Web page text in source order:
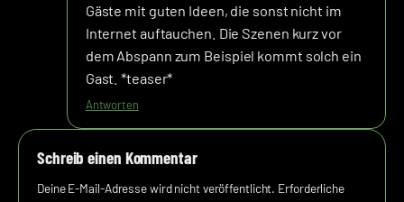
Gäste mit guten Ideen, die sonst nicht im
Internet auftauchen. Die Szenen kurz vor
dem Abspann zum Beispiel kommt solch ein
Gast. *teaser*
Antworten
Schreib einen Kommentar
Deine E-Mail-Adresse wird nicht veröffentlicht. Erforderliche